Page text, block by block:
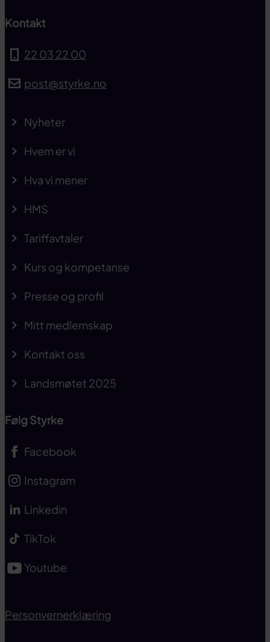
Kontakt
22 03 22 00
post@styrke.no
Nyheter
Hvem er vi
Hva vi mener
HMS
Tariffavtaler
Kurs og kompetanse
Presse og profil
Mitt medlemskap
Kontakt oss
Landsmøtet 2025
Følg Styrke
Facebook
Instagram
Linkedin
TikTok
Youtube
Personvernerklæring